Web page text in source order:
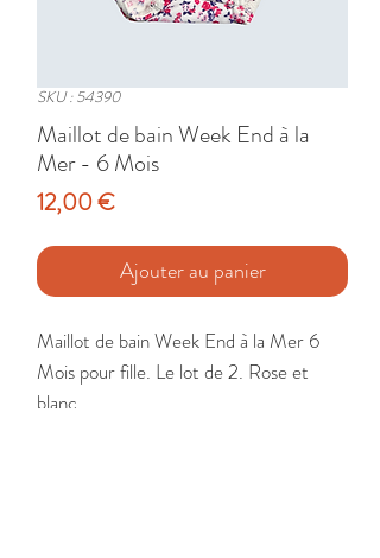
SKU : 54390
Maillot de bain Week End à la
Mer - 6 Mois
12,00 €Prix
Ajouter au panier
Maillot de bain Week End à la Mer 6
Mois pour fille. Le lot de 2. Rose et
blanc.